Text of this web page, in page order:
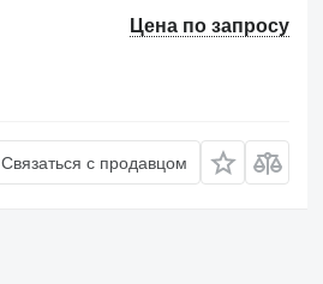
Цена по запросу
Связаться с продавцом